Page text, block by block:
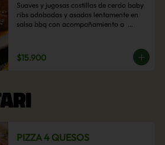
Suaves y jugosas costillas de cerdo baby
ribs adobadas y asadas lentamente en
salsa bbq con acompañamiento a
salteadas, Papas parmentier, Papas
fritas, Arroz blanco.
$15.900
PIZZA 4 QUESOS